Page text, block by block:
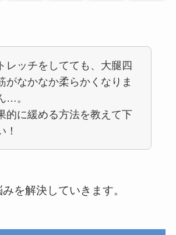
レッチをしてても、大腿四
がなかなか柔らかくなりま
…。
的に緩める方法を教えて下
！
を解決していきます。